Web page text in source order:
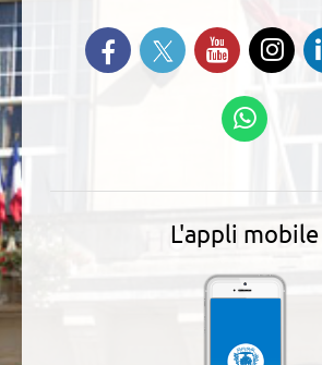
Retrouvez-nous sur
Suivez-nous sur
Suivez-
L'appli mobile